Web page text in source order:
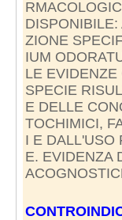
ZIONE
IUM
LE
SPECIE
E DELLE
TOCHIMICI,
I E DALL'USO
E. EVIDENZA